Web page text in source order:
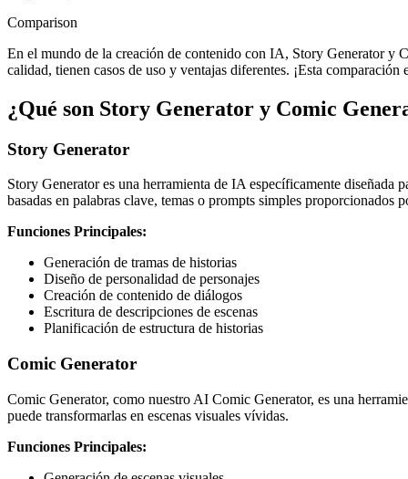
Comparison
En el mundo de la creación de contenido con IA, Story Generator y
calidad, tienen casos de uso y ventajas diferentes. ¡Esta
¿Qué son Story Generator y Comic
Story Generator
Story Generator es una herramienta de IA específicamente diseñada
basadas en palabras clave, temas o prompts simples proporcionados
Funciones Principales:
Generación de tramas de historias
Diseño de personalidad de personajes
Creación de contenido de diálogos
Escritura de descripciones de escenas
Planificación de estructura de historias
Comic Generator
Comic Generator, como nuestro AI Comic Generator, es una
puede transformarlas en escenas visuales vívidas.
Funciones Principales: